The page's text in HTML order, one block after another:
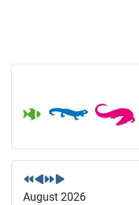
V
o
r
V
o
r
N
ä
c
N
ä
c
August 2026